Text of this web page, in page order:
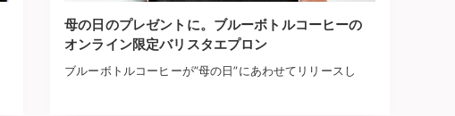
母の日のプレゼントに。ブルーボトルコーヒーの
オンライン限定バリスタエプロン
ブルーボトルコーヒーが”母の日”にあわせてリリースし